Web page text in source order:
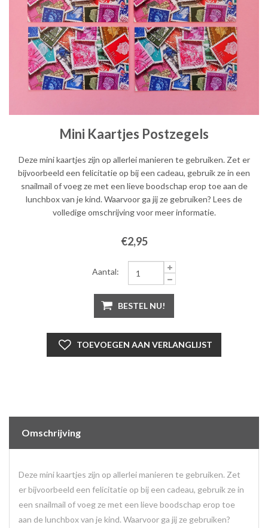
Mini Kaartjes Postzegels
Deze mini kaartjes zijn op allerlei manieren te gebruiken. Zet er
bijvoorbeeld een felicitatie op bij een cadeau, gebruik ze in een
snailmail of voeg ze met een lieve boodschap erop toe aan de
lunchbox van je kind. Waarvoor ga jij ze gebruiken? Lees de
volledige omschrijving voor meer informatie.
€2,95
Aantal:
BESTEL NU!
TOEVOEGEN AAN VERLANGLIJST
Omschrijving
Deze mini kaartjes zijn op allerlei manieren te gebruiken. Zet
er bijvoorbeeld een felicitatie op bij een cadeau, gebruik ze in
een snailmail of voeg ze met een lieve boodschap erop toe
aan de lunchbox van je kind. Waarvoor ga jij ze gebruiken?